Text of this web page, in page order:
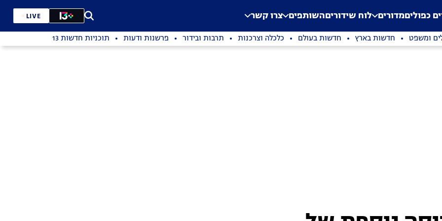
Application error: a
. כפוליםמדורים לוח שידוריםהשותפים צרו קשר LIVE
ומשפט חדשות בארץ חדשות בעולם כלכלה וצרכנות תרבות ובידור פרשנות ודעות תוכניות חדשות 13